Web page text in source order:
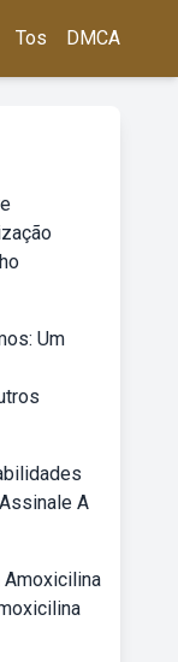
Tos DMCA
Um
A
Amoxicilina